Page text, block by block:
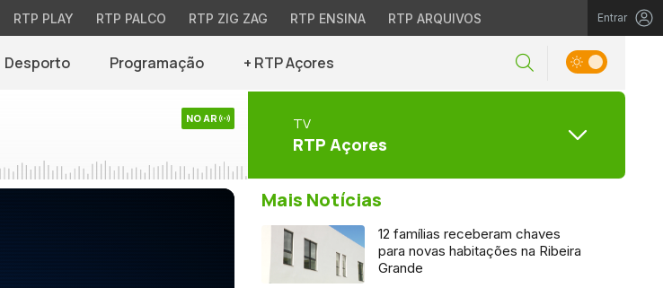
RTP PLAY RTP PALCO RTP ZIG ZAG RTP ENSINA RTP ARQUIVOS Entrar
Desporto Programação + RTP Açores
NO AR TV
RTP Açores
Mais Notícias
12 famílias receberam chaves
para novas habitações na Ribeira
Grande